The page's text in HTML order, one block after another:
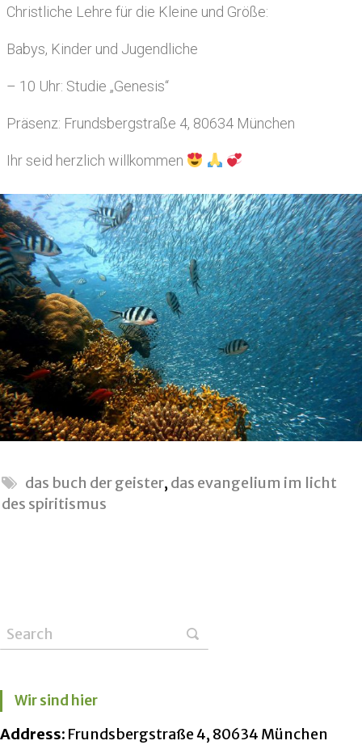
Christliche Lehre für die Kleine und Größe:
Babys, Kinder und Jugendliche
– 10 Uhr: Studie „Genesis“
Präsenz: Frundsbergstraße 4, 80634 München
Ihr seid herzlich willkommen
das buch der geister, das evangelium im licht
des spiritismus
Wir sind hier
Address: Frundsbergstraße 4, 80634 München